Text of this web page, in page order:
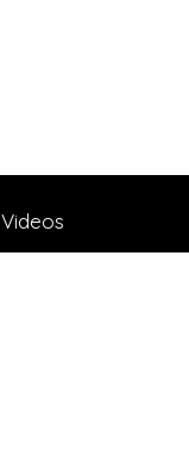
Videos